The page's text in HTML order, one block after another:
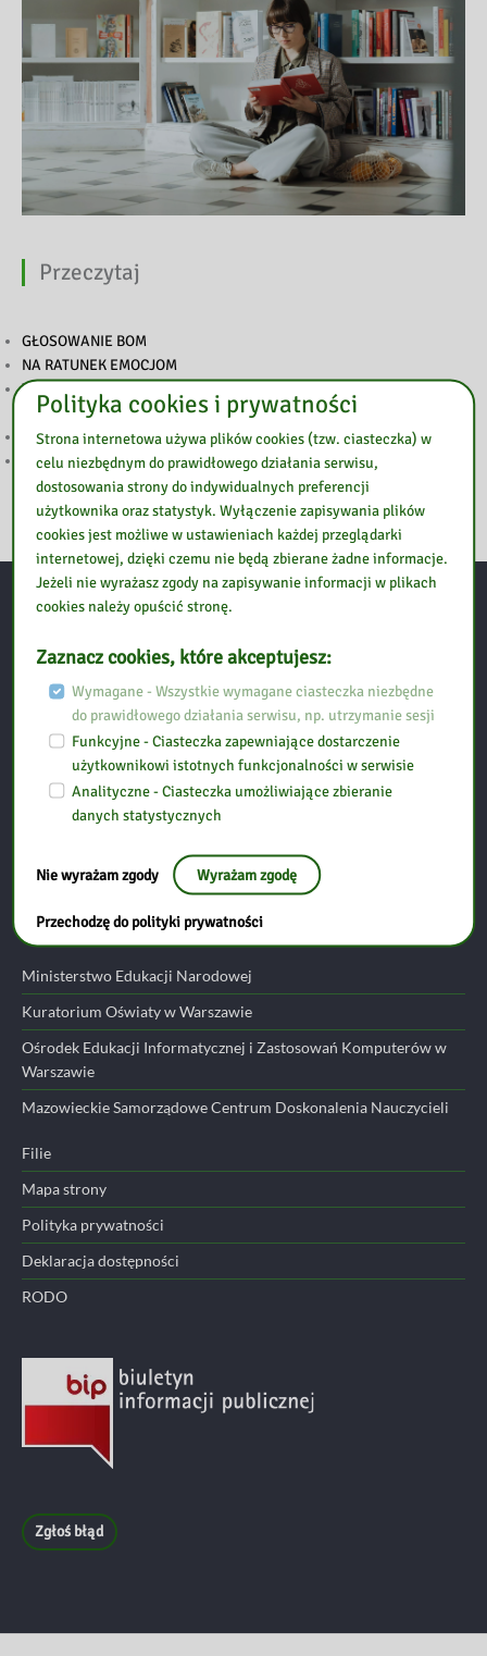
Przeczytaj
GŁOSOWANIE BOM
NA RATUNEK EMOCJOM
WYNIKI KONKURSU „POP-UP – ILUSTRACJA W TRZECH
WYMIARACH”
PODSUMOWANIE TYGODNIA BIBLIOTEK
ZAPROSZENIE NA TYDZIEŃ BIBLIOTEK
Biblioteka Pedagogiczna w Ostrołęce, Filia w Przasnyszu
Ul. Szpitalna 10
06-300 Przasnysz
email:przasnysz@bp.ostroleka.pl
Przydatne linki
Ministerstwo Edukacji Narodowej
Kuratorium Oświaty w Warszawie
Ośrodek Edukacji Informatycznej i Zastosowań Komputerów w
Warszawie
Mazowieckie Samorządowe Centrum Doskonalenia Nauczycieli
Filie
Mapa strony
Polityka prywatności
Deklaracja dostępności
RODO
Zgłoś błąd
Polityka cookies i prywatności
Strona internetowa używa plików cookies (tzw. ciasteczka) w
celu niezbędnym do prawidłowego działania serwisu,
dostosowania strony do indywidualnych preferencji
użytkownika oraz statystyk. Wyłączenie zapisywania plików
cookies jest możliwe w ustawieniach każdej przeglądarki
internetowej, dzięki czemu nie będą zbierane żadne informacje.
Jeżeli nie wyrażasz zgody na zapisywanie informacji w plikach
cookies należy opuścić stronę.
Zaznacz cookies, które akceptujesz:
Wymagane - Wszystkie wymagane ciasteczka niezbędne
do prawidłowego działania serwisu, np. utrzymanie sesji
Funkcyjne - Ciasteczka zapewniające dostarczenie
użytkownikowi istotnych funkcjonalności w serwisie
Analityczne - Ciasteczka umożliwiające zbieranie
danych statystycznych
Nie wyrażam zgody Wyrażam zgodę
Przechodzę do polityki prywatności